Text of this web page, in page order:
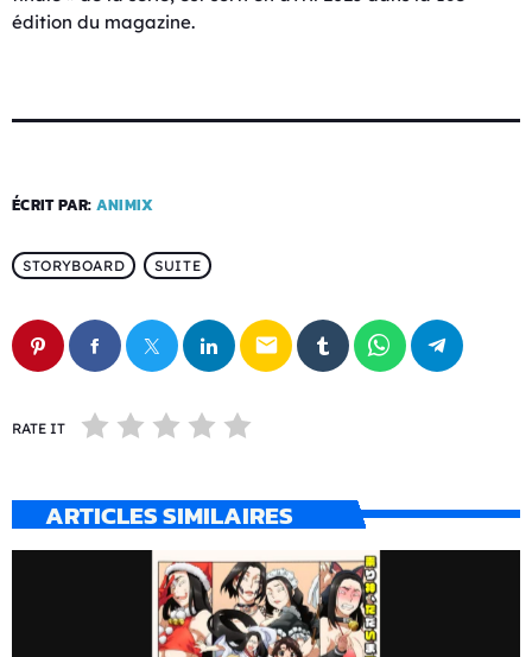
édition du magazine.
ÉCRIT PAR: ANIMIX
STORYBOARD SUITE
email
RATE IT
ARTICLES SIMILAIRES